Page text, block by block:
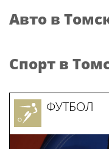
Авто в
Спорт в
ФУТБОЛ